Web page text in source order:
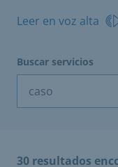
Leer en voz alta
Buscar servicios
30 resultados